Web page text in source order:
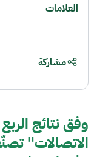
الاتصالات"
العلامات
مشاركة